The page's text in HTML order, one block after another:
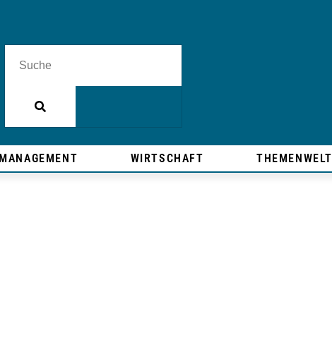
MANAGEMENT WIRTSCHAFT THEMENWELT